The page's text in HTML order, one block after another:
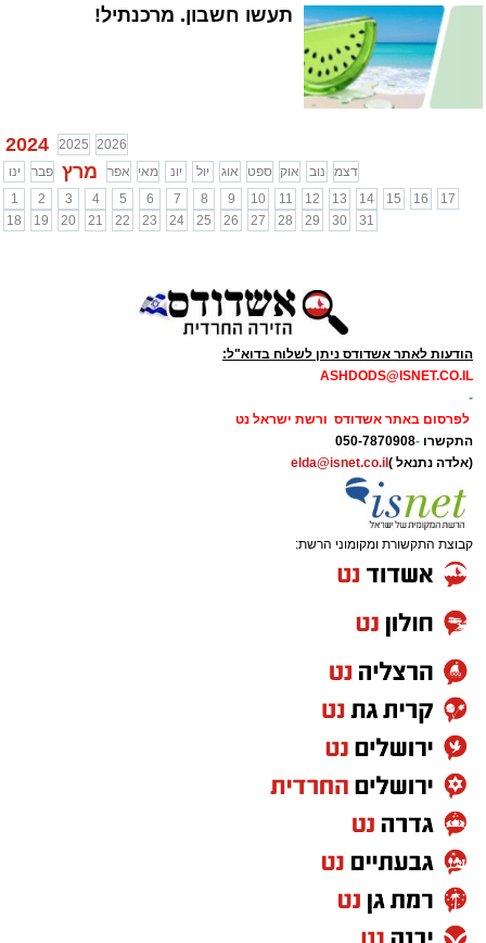
תעשו חשבון. מרכנתיל!
2024 2025 2026
ינו
פבר מרץ אפר מאי יונ יול אוג ספט אוק נוב
דצמ
1
2 3 4 5 6 7 8 9 10 11 12 13 14 15 16
17
18
19 20 21 22 23 24 25 26 27 28 29 30 31
הודעות לאתר אשדודס ניתן לשלוח בדוא"ל:
ASHDODS@ISNET.CO.IL
-
לפרסום באתר אשדודס ורשת ישראל נט
התקשרו -
050-7870908
(אלדה נתנאל ) elda@isnet.co.il
קבוצת התקשורת ומקומוני הרשת: